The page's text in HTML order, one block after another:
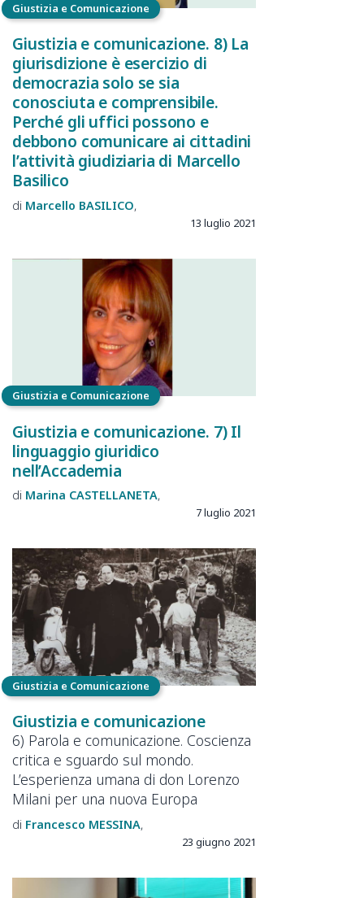
Giustizia e Comunicazione
Giustizia e comunicazione. 8) La
giurisdizione è esercizio di
democrazia solo se sia
conosciuta e comprensibile.
Perché gli uffici possono e
debbono comunicare ai cittadini
l’attività giudiziaria di Marcello
Basilico
Marcello BASILICO
13 luglio 2021
Giustizia e Comunicazione
Giustizia e comunicazione. 7) Il
linguaggio giuridico
nell’Accademia
Marina CASTELLANETA
7 luglio 2021
Giustizia e Comunicazione
Giustizia e comunicazione
6) Parola e comunicazione. Coscienza
critica e sguardo sul mondo.
L’esperienza umana di don Lorenzo
Milani per una nuova Europa
Francesco MESSINA
23 giugno 2021